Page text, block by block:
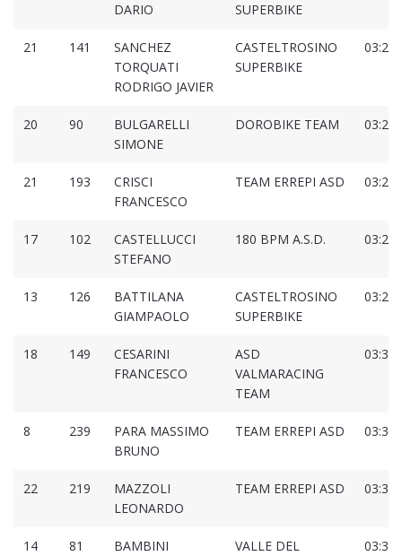
DARIO
SUPERBIKE
21 141
SANCHEZ
TORQUATI
RODRIGO JAVIER
CASTELTROSINO
SUPERBIKE
20 90
BULGARELLI
SIMONE
DOROBIKE TEAM
21 193
CRISCI
FRANCESCO
TEAM ERREPI ASD
17 102
CASTELLUCCI
STEFANO
180 BPM A.S.D.
13 126
BATTILANA
GIAMPAOLO
CASTELTROSINO
SUPERBIKE
18 149
CESARINI
FRANCESCO
ASD
VALMARACING
TEAM
8 239
PARA MASSIMO
BRUNO
TEAM ERREPI ASD
22 219
MAZZOLI
LEONARDO
TEAM ERREPI ASD
14 81
BAMBINI
VALLE DEL